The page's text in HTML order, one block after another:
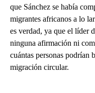
que Sánchez se había
migrantes africanos a lo
es verdad, ya que el líder
ninguna afirmación ni
cuántas personas podrían
migración circular.